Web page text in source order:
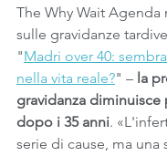
The Why Wait
sulle gravidanze
"Madri over 40:
nella vita reale?" – la
gravidanza
dopo i 35 anni.
serie di cause, ma una